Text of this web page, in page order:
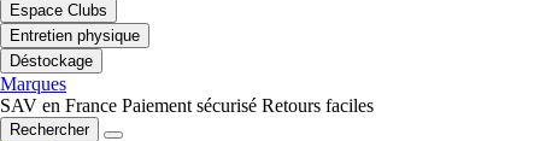
Espace Clubs
Entretien physique
Déstockage
Marques
SAV en France Paiement sécurisé Retours faciles
Rechercher